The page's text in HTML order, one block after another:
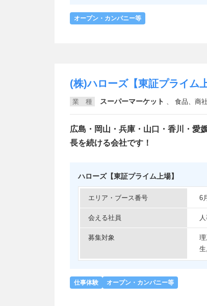
オープン・カンパニー等
(株)ハローズ【東証プライム上
業 種 スーパーマーケット 、 食品、商社（食品・
広島・岡山・兵庫・山口・香川・愛
長を続ける会社です！
ハローズ【東証プライム上場】
エリア・ブース番号 6
会える社員
募集対象
仕事体験 オープン・カンパニー等